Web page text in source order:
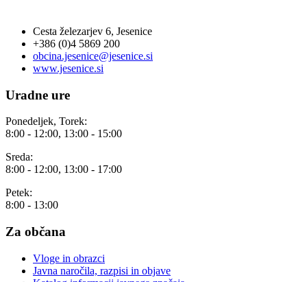
Cesta železarjev 6, Jesenice
+386 (0)4 5869 200
obcina.jesenice@jesenice.si
www.jesenice.si
Uradne ure
Ponedeljek, Torek:
8:00 - 12:00, 13:00 - 15:00
Sreda:
8:00 - 12:00, 13:00 - 17:00
Petek:
8:00 - 13:00
Za občana
Vloge in obrazci
Javna naročila, razpisi in objave